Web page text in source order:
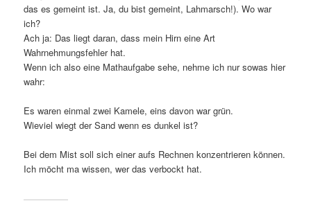
das es gemeint ist. Ja, du bist gemeint, Lahmarsch!). Wo war
ich?
Ach ja: Das liegt daran, dass mein Hirn eine Art
Wahrnehmungsfehler hat.
Wenn ich also eine Mathaufgabe sehe, nehme ich nur sowas hier
wahr:
Es waren einmal zwei Kamele, eins davon war grün.
Wieviel wiegt der Sand wenn es dunkel ist?
Bei dem Mist soll sich einer aufs Rechnen konzentrieren können.
Ich möcht ma wissen, wer das verbockt hat.